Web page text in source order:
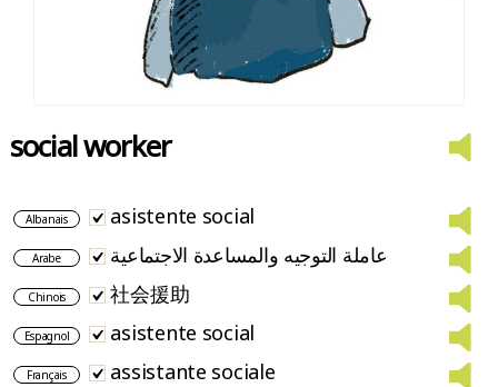
social worker
Albanais asistente social
Arabe عاملة التوجيه والمساعدة الاجتماعية
Chinois 社会援助
Espagnol asistente social
Français assistante sociale